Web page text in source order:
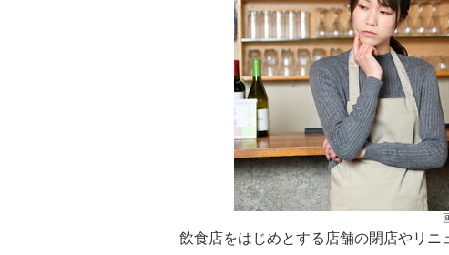
飲食店をはじめとする店舗の閉店やリ